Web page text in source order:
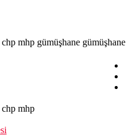
chp mhp gümüşhane gümüşhane
chp mhp